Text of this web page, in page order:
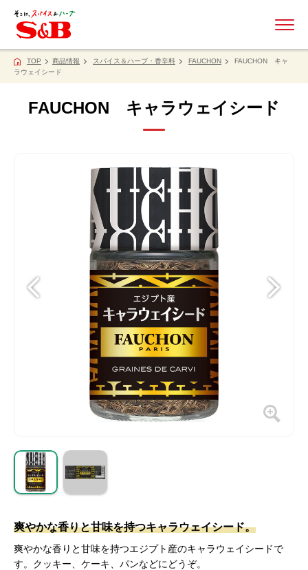
TOP 商品情報 スパイス＆ハーブ・香辛料 FAUCHON
FAUCHON キャ
ラウェイシード
FAUCHON キャラウェイシード
爽やかな香りと甘味を持つキャラウェイシード。
爽やかな香りと甘味を持つエジプト産のキャラウェイシードで
す。クッキー、ケーキ、パンなどにどうぞ。